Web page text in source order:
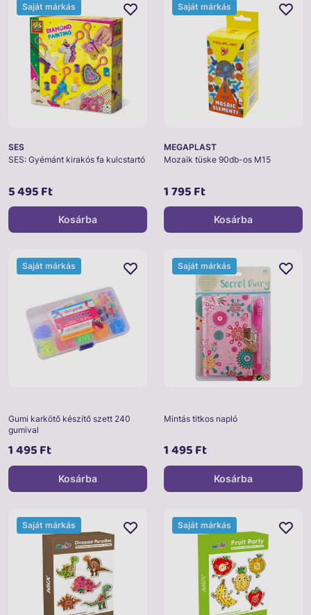
SES
SES: Gyémánt kirakós fa kulcstartó
5 495 Ft
Saját márkás
Kosárba
MEGAPLAST
Mozaik tüske 90db-os M15
1 795 Ft
Saját márkás
Kosárba
Gumi karkötő készítő szett 240
gumival
1 495 Ft
Saját márkás
Kosárba
Mintás titkos napló
1 495 Ft
Saját márkás
Kosárba
Saját márkás Saját márkás